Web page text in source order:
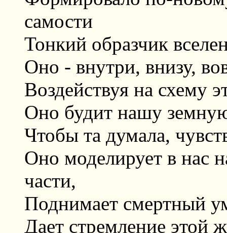
самости
Тонкий образчик
Оно - внутри, внизу,
Воздействуя на схему
Оно будит нашу
Чтобы та думала,
Оно моделирует в нас
части,
Поднимает смертный
Дает стремление этой